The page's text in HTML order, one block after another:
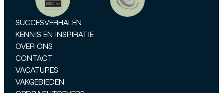
SUCCESVERHALEN
KENNIS EN INSPIRATIE
OVER ONS
CONTACT
VACATURES
VAKGEBIEDEN